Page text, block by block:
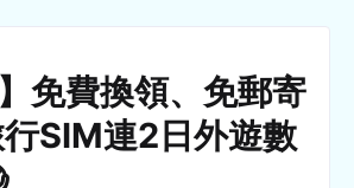
】免費換領、免郵寄
SIM連2日外遊數